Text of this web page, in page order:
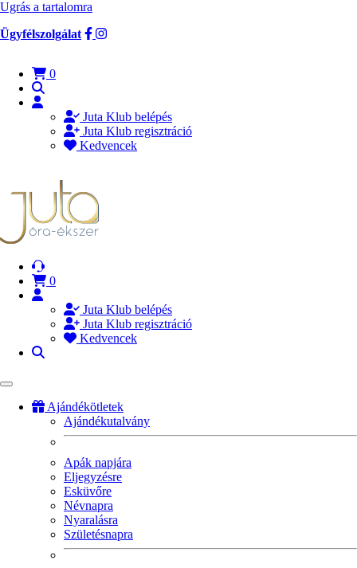
Ugrás a tartalomra
Ügyfélszolgálat
0
Juta Klub belépés
Juta Klub regisztráció
Kedvencek
0
Juta Klub belépés
Juta Klub regisztráció
Kedvencek
Ajándékötletek
Ajándékutalvány
Apák napjára
Eljegyzésre
Esküvőre
Névnapra
Nyaralásra
Születésnapra